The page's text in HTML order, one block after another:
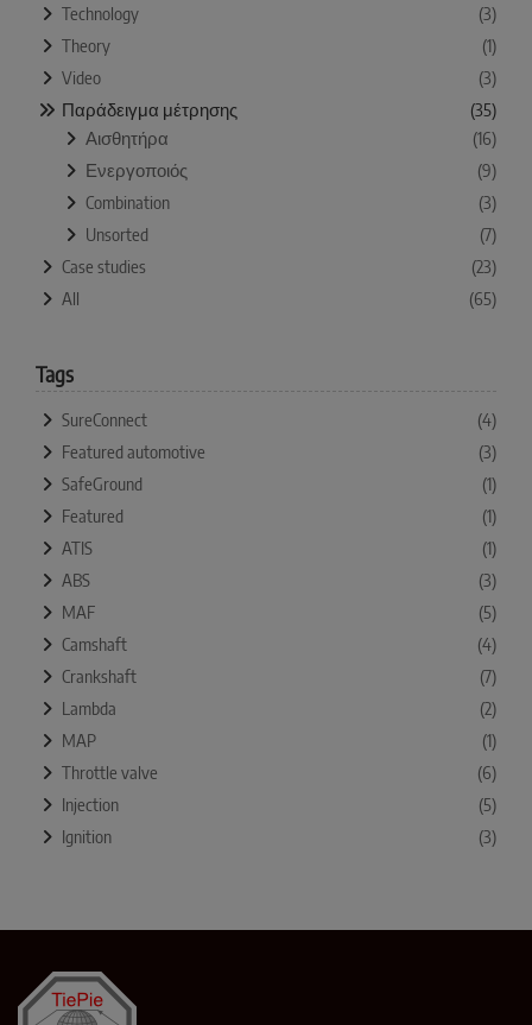
Technology
(3)
Theory
(1)
Video
(3)
Παράδειγμα μέτρησης
(35)
Αισθητήρα
(16)
Ενεργοποιός
(9)
Combination
(3)
Unsorted
(7)
Case studies
(23)
All
(65)
Tags
SureConnect
(4)
Featured automotive
(3)
SafeGround
(1)
Featured
(1)
ATIS
(1)
ABS
(3)
MAF
(5)
Camshaft
(4)
Crankshaft
(7)
Lambda
(2)
MAP
(1)
Throttle valve
(6)
Injection
(5)
Ignition
(3)